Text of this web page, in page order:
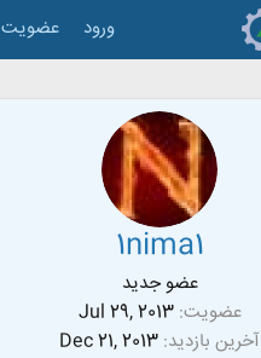
ورود عضویت
1nima1
عضو جدید
عضویت Jul 29, 2013
آخرین بازدید Dec 21, 2013